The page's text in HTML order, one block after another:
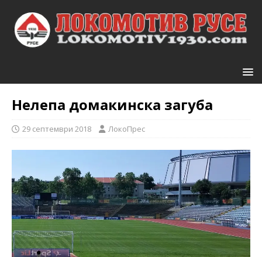
Нелепа домакинска загуба
29 септември 2018 ЛокоПрес